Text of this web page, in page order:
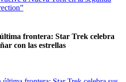
frontera: Star Trek celebra
con las estrellas